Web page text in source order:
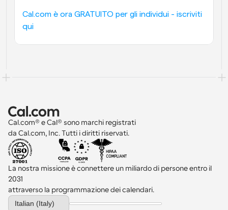
Cal.com è ora GRATUITO per gli individui - iscriviti
qui
Cal.com® e Cal® sono marchi registrati
da Cal.com, Inc. Tutti i diritti riservati.
La nostra missione è connettere un miliardo di persone entro il
2031
attraverso la programmazione dei calendari.
Select Language
Italian (Italy)